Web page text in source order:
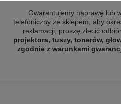
Gwarantujemy naprawę lub
telefoniczny ze sklepem, aby
reklamacji, proszę zlecić
projektora, tuszy, tonerów,
zgodnie z warunkami